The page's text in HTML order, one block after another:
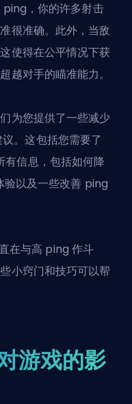
，你的许多射击
很准确。此外，当敌
使得在公平情况下获
超越对手的瞄准能力。
为您提供了一些减少
。这包括您需要了
信息，包括如何降
以及一些改善 ping
在与高 ping 作斗
小窍门和技巧可以帮
游戏的影